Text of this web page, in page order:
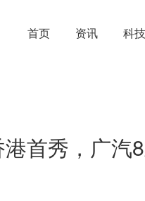
首页 资讯 科技
首秀，广汽